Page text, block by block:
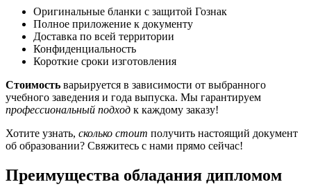
Оригинальные бланки с защитой Гознак
Полное приложение к документу
Доставка по всей территории
Конфиденциальность
Короткие сроки изготовления
Стоимость варьируется в зависимости от выбранного
учебного заведения и года выпуска. Мы гарантируем
профессиональный подход к каждому заказу!
Хотите узнать, сколько стоит получить настоящий документ
об образовании? Свяжитесь с нами прямо сейчас!
Преимущества обладания дипломом